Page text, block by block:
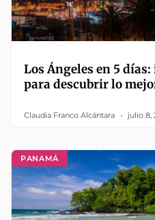
Los Ángeles en 5
para descubrir lo
Claudia Franco Alcántara julio 8,
PANAMÁ